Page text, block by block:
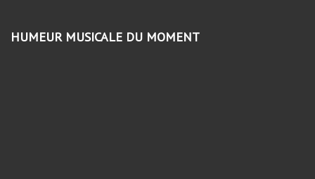
HUMEUR MUSICALE DU MOMENT